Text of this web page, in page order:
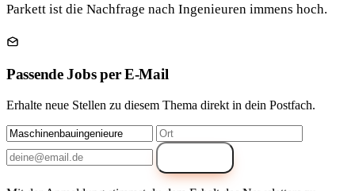
Parkett ist die Nachfrage nach Ingenieuren immens hoch.
Passende Jobs per E-Mail
Erhalte neue Stellen zu diesem Thema direkt in dein Postfach.